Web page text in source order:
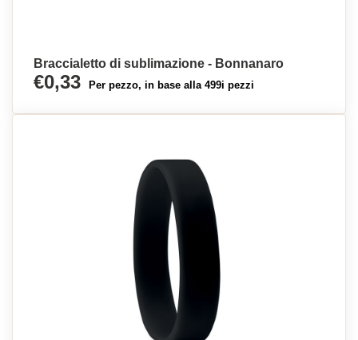
Braccialetto di sublimazione - Bonnanaro
€0,33 Per pezzo, in base alla 499i pezzi